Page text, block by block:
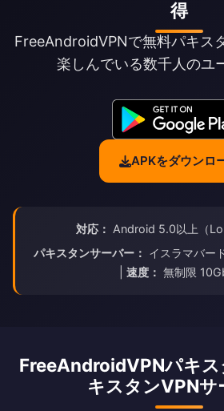
得
FreeAndroidVPNで無料パキス
楽しんでいる数千人のユ
APKをダウンロ
対応： Android 5.0以上（
パキスタンサーバー： イスラマバー
速度： 無制限
FreeAndroidVPNパキス
キスタンVPNサ